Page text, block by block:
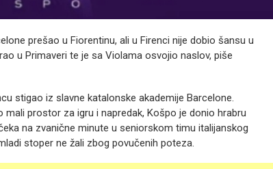
prešao u Fiorentinu, ali u Firenci nije dobio šansu u
u Primaveri te je sa Violama osvojio naslov, piše
stigao iz slavne katalonske akademije Barcelone.
prostor za igru i napredak, Košpo je donio hrabru
na zvanične minute u seniorskom timu italijanskog
stoper ne žali zbog povučenih poteza.